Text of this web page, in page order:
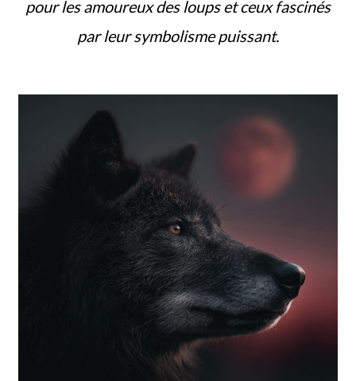
pour les amoureux des loups et ceux fascinés
par leur symbolisme puissant.